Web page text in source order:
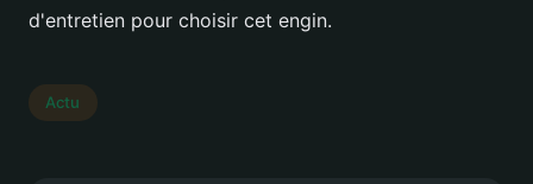
d'entretien pour choisir cet engin.
Actu